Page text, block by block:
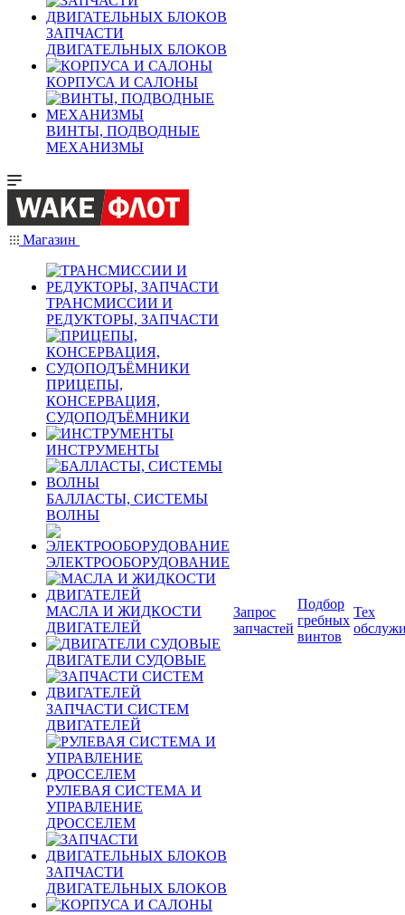
ЗАПЧАСТИ
ДВИГАТЕЛЬНЫХ БЛОКОВ
КОРПУСА И САЛОНЫ
ВИНТЫ, ПОДВОДНЫЕ
МЕХАНИЗМЫ
Магазин
ТРАНСМИССИИ И
РЕДУКТОРЫ, ЗАПЧАСТИ
ПРИЦЕПЫ,
КОНСЕРВАЦИЯ,
СУДОПОДЪЁМНИКИ
ИНСТРУМЕНТЫ
БАЛЛАСТЫ, СИСТЕМЫ
ВОЛНЫ
ЭЛЕКТРООБОРУДОВАНИЕ
МАСЛА И ЖИДКОСТИ
ДВИГАТЕЛЕЙ
ДВИГАТЕЛИ СУДОВЫЕ
ЗАПЧАСТИ СИСТЕМ
ДВИГАТЕЛЕЙ
РУЛЕВАЯ СИСТЕМА И
УПРАВЛЕНИЕ
ДРОССЕЛЕМ
ЗАПЧАСТИ
ДВИГАТЕЛЬНЫХ БЛОКОВ
Запрос
запчастей
Подбор
гребных
винтов
Тех